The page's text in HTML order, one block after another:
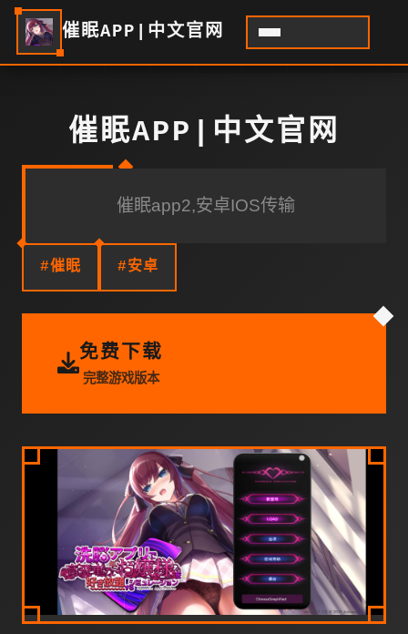
催眠APP|中文官网
催眠APP|中文官网
催眠app2,安卓IOS传输
#催眠 #安卓
免费下载
完整游戏版本